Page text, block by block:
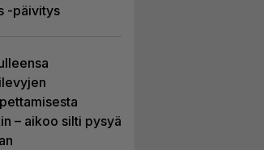
-päivitys
– aikoo silti pysyä